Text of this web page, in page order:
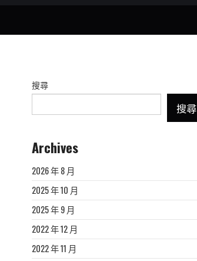
搜尋
搜尋
Archives
2026 年 8 月
2025 年 10 月
2025 年 9 月
2022 年 12 月
2022 年 11 月